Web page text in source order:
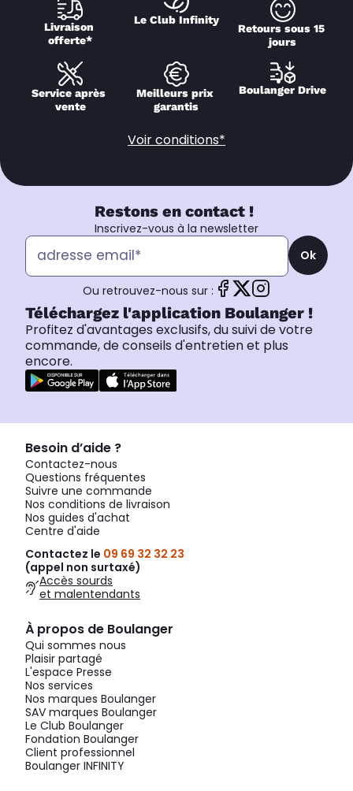
Livraison
offerte*
Le Club Infinity
Retours sous 15
jours
Service après
vente
Meilleurs prix
garantis
Boulanger Drive
Voir conditions*
Restons en contact !
Inscrivez-vous à la newsletter
Ok
Ou retrouvez-nous sur :
Téléchargez l'application Boulanger !
Profitez d'avantages exclusifs, du suivi de votre
commande, de conseils d'entretien et plus
encore.
Besoin d’aide ?
Contactez-nous
Questions fréquentes
Suivre une commande
Nos conditions de livraison
Nos guides d'achat
Centre d'aide
Contactez le 09 69 32 32 23
(appel non surtaxé)
Accès sourds
et malentendants
À propos de Boulanger
Qui sommes nous
Plaisir partagé
L'espace Presse
Nos services
Nos marques Boulanger
SAV marques Boulanger
Le Club Boulanger
Fondation Boulanger
Client professionnel
Boulanger INFINITY